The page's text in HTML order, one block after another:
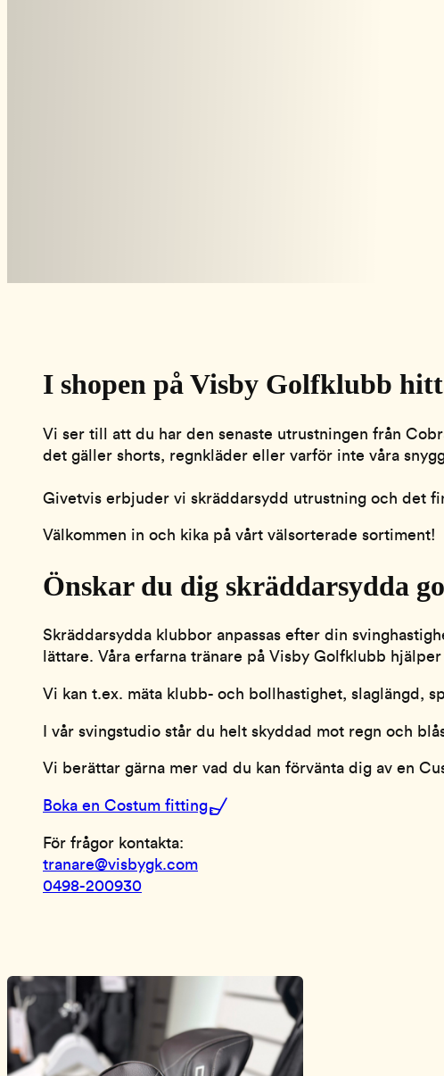
I shopen på Visby Golfklubb
Vi ser till att du har den senaste utrustningen från
det gäller shorts, regnkläder eller varför inte våra
Givetvis erbjuder vi skräddarsydd utrustning och det
Välkommen in och kika på vårt välsorterade sortiment!
Önskar du dig skräddarsydda
Skräddarsydda klubbor anpassas efter din
lättare. Våra erfarna tränare på Visby Golfklubb
Vi kan t.ex. mäta klubb- och bollhastighet, slaglängd,
I vår svingstudio står du helt skyddad mot regn och
Vi berättar gärna mer vad du kan förvänta dig av en
Boka en Costum fitting
För frågor kontakta:
tranare@visbygk.com
0498-200930